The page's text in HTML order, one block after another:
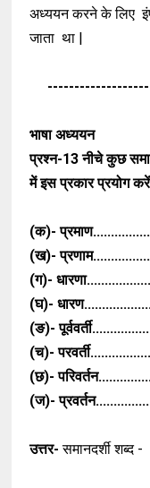
अध्ययन करने के लिए
जाता था |
भाषा अध्ययन
प्रश्न-13नीचे कुछ
में इस प्रकार प्रयोग
(क)-
(ख)-
(ग)-
(घ)-
(ङ)-
(च)-
(छ)-
(ज)-
उत्तर-समानदर्शी शब्द -